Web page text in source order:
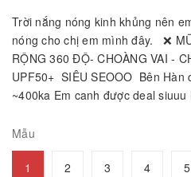
Trời nắng nóng kinh khủng nên
nóng cho chị em mình đây. ❌
RỘNG 360 ĐỘ- CHOÀNG VAI -
UPF50+ SIÊU SEOOO Bên Hàn
~400ka Em canh được deal siuuu
Mẫu
1 2 3 4 5